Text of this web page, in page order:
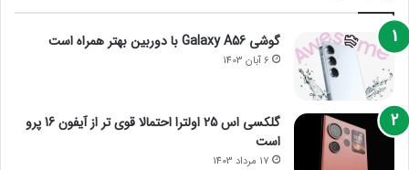
گوشی Galaxy A56 با دوربین بهتر همراه است
6 آبان 1403
گلکسی اس 25 اولترا احتمالا قوی تر از آیفون 16 پرو
است
17 مرداد 1403